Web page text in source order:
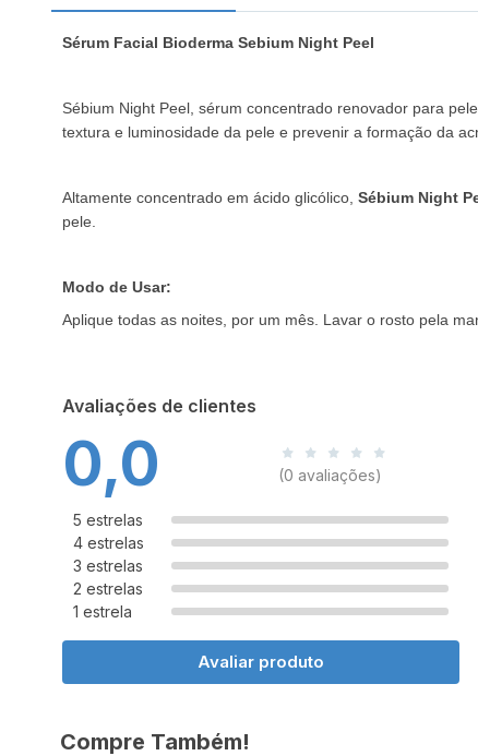
Sérum Facial Bioderma Sebium Night Peel
Sébium Night Peel, sérum concentrado renovador para
textura e luminosidade da pele e prevenir a formação da
Altamente concentrado em ácido glicólico, Sébium Night
pele.
Modo de Usar:
Aplique todas as noites, por um mês. Lavar o rosto pela
Avaliações de clientes
0,0 (0 avaliações)
5 estrelas
4 estrelas
3 estrelas
2 estrelas
1 estrela
Avaliar produto
Compre Também!